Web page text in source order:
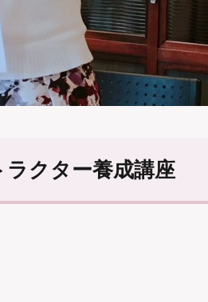
クター養成講座